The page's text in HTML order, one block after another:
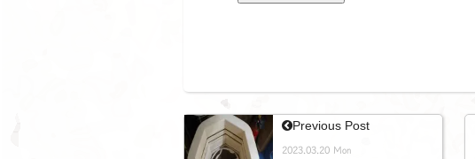
Previous Post
2023.03.20 Mon